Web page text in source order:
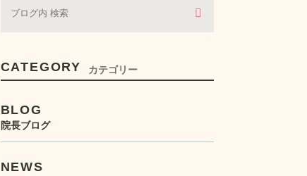
CATEGORY カテゴリー
BLOG
院長ブログ
NEWS